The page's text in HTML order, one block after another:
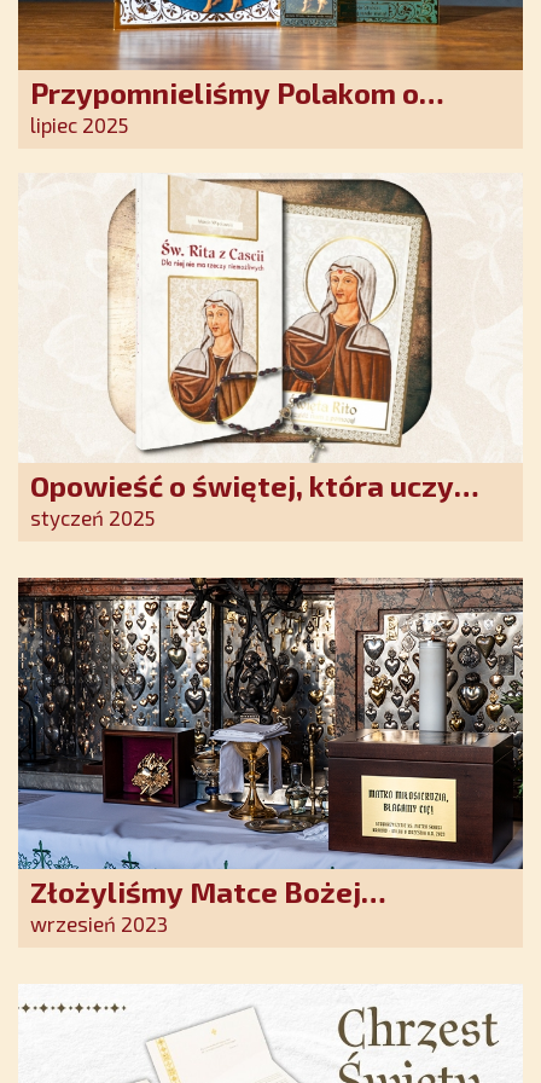
Przypomnieliśmy Polakom o
obecności Anioła Stróża!
lipiec 2025
Opowieść o świętej, która uczy
szczerego oddania się Bogu.
nadziei w XXI wieku
styczeń 2025
Złożyliśmy Matce Bożej
Ostrobramskiej pozłacane wotum
wrzesień 2023